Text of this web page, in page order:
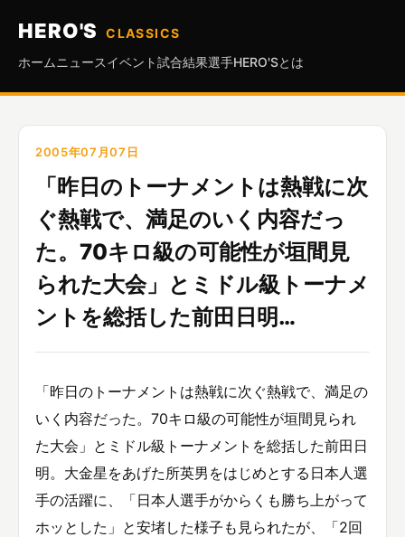
HERO'S
CLASSICS
ホーム ニュースイベント試合結果選手HERO'Sとは
2005年07月07日
「昨日のトーナメントは熱戦に次
ぐ熱戦で、満足のいく内容だっ
た。70キロ級の可能性が垣間見
られた大会」とミドル級トーナメ
ントを総括した前田日明…
「昨日のトーナメントは熱戦に次ぐ熱戦で、満足の
いく内容だった。70キロ級の可能性が垣間見られ
た大会」とミドル級トーナメントを総括した前田日
明。大金星をあげた所英男をはじめとする日本人選
手の活躍に、「日本人選手がからくも勝ち上がって
ホッとした」と安堵した様子も見られたが、「2回